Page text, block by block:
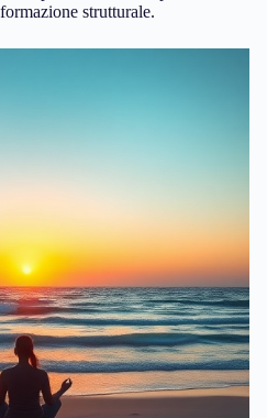
strutturale.